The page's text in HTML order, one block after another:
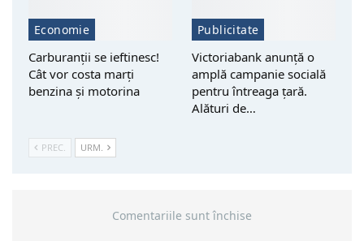
Economie
Carburanții se ieftinesc!
Cât vor costa marți
benzina și motorina
Publicitate
Victoriabank anunță o
amplă campanie socială
pentru întreaga țară.
Alături de…
PREC. URM.
Comentariile sunt închise